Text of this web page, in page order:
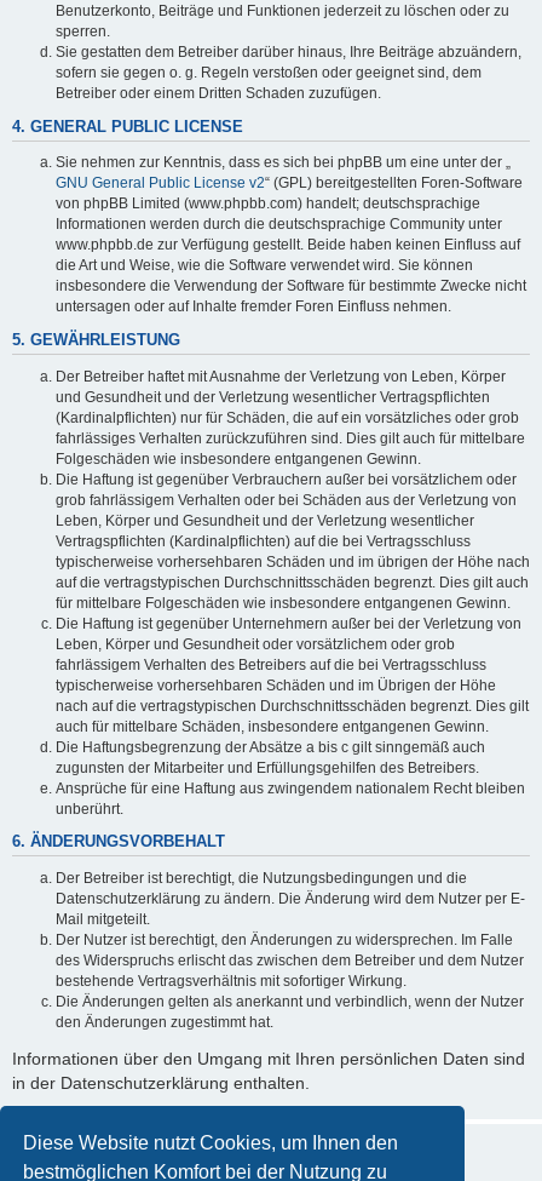
Diese Website nutzt Cookies, um Ihnen den
bestmöglichen Komfort bei der Nutzung zu
Benutzerkonto, Beiträge und Funktionen jederzeit zu löschen oder zu
sperren.
Sie gestatten dem Betreiber darüber hinaus, Ihre Beiträge abzuändern,
sofern sie gegen o. g. Regeln verstoßen oder geeignet sind, dem
Betreiber oder einem Dritten Schaden zuzufügen.
4. GENERAL PUBLIC LICENSE
Sie nehmen zur Kenntnis, dass es sich bei phpBB um eine unter der „
GNU General Public License v2“ (GPL) bereitgestellten Foren-Software
von phpBB Limited (www.phpbb.com) handelt; deutschsprachige
Informationen werden durch die deutschsprachige Community unter
www.phpbb.de zur Verfügung gestellt. Beide haben keinen Einfluss auf
die Art und Weise, wie die Software verwendet wird. Sie können
insbesondere die Verwendung der Software für bestimmte Zwecke nicht
untersagen oder auf Inhalte fremder Foren Einfluss nehmen.
5. GEWÄHRLEISTUNG
Der Betreiber haftet mit Ausnahme der Verletzung von Leben, Körper
und Gesundheit und der Verletzung wesentlicher Vertragspflichten
(Kardinalpflichten) nur für Schäden, die auf ein vorsätzliches oder grob
fahrlässiges Verhalten zurückzuführen sind. Dies gilt auch für mittelbare
Folgeschäden wie insbesondere entgangenen Gewinn.
Die Haftung ist gegenüber Verbrauchern außer bei vorsätzlichem oder
grob fahrlässigem Verhalten oder bei Schäden aus der Verletzung von
Leben, Körper und Gesundheit und der Verletzung wesentlicher
Vertragspflichten (Kardinalpflichten) auf die bei Vertragsschluss
typischerweise vorhersehbaren Schäden und im übrigen der Höhe nach
auf die vertragstypischen Durchschnittsschäden begrenzt. Dies gilt auch
für mittelbare Folgeschäden wie insbesondere entgangenen Gewinn.
Die Haftung ist gegenüber Unternehmern außer bei der Verletzung von
Leben, Körper und Gesundheit oder vorsätzlichem oder grob
fahrlässigem Verhalten des Betreibers auf die bei Vertragsschluss
typischerweise vorhersehbaren Schäden und im Übrigen der Höhe
nach auf die vertragstypischen Durchschnittsschäden begrenzt. Dies gilt
auch für mittelbare Schäden, insbesondere entgangenen Gewinn.
Die Haftungsbegrenzung der Absätze a bis c gilt sinngemäß auch
zugunsten der Mitarbeiter und Erfüllungsgehilfen des Betreibers.
Ansprüche für eine Haftung aus zwingendem nationalem Recht bleiben
unberührt.
6. ÄNDERUNGSVORBEHALT
Der Betreiber ist berechtigt, die Nutzungsbedingungen und die
Datenschutzerklärung zu ändern. Die Änderung wird dem Nutzer per E-
Mail mitgeteilt.
Der Nutzer ist berechtigt, den Änderungen zu widersprechen. Im Falle
des Widerspruchs erlischt das zwischen dem Betreiber und dem Nutzer
bestehende Vertragsverhältnis mit sofortiger Wirkung.
Die Änderungen gelten als anerkannt und verbindlich, wenn der Nutzer
den Änderungen zugestimmt hat.
Informationen über den Umgang mit Ihren persönlichen Daten sind
in der Datenschutzerklärung enthalten.